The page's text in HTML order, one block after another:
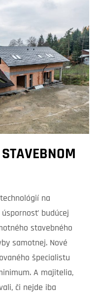
na
budúcej
stavebného
samotnej. Nové
špecialistu
A majitelia,
či nejde iba